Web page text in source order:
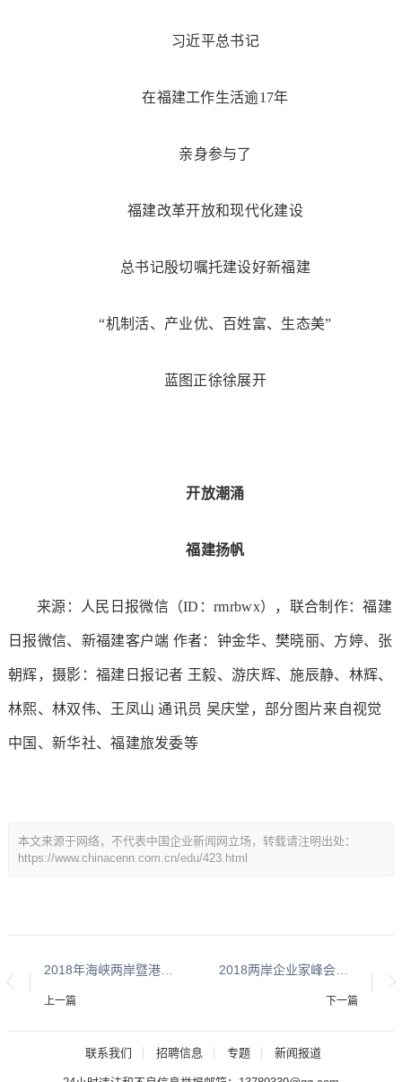
习近平总书记
在福建工作生活逾17年
亲身参与了
福建改革开放和现代化建设
总书记殷切嘱托建设好新福建
“机制活、产业优、百姓富、生态美”
蓝图正徐徐展开
开放潮涌
福建扬帆
来源：人民日报微信（ID：rmrbwx），联合制作：福建
日报微信、新福建客户端 作者：钟金华、樊晓丽、方婷、张
朝辉，摄影：福建日报记者 王毅、游庆辉、施辰静、林辉、
林熙、林双伟、王凤山 通讯员 吴庆堂，部分图片来自视觉
中国、新华社、福建旅发委等
本文来源于网络，不代表中国企业新闻网立场，转载请注明出处：
https://www.chinacenn.com.cn/edu/423.html
2018年海峡两岸暨港澳地区群众徒步登山大赛在合掌岩举行
上一篇
2018两岸企业家峰会年会在厦门开幕 含金量高含情量高
下一篇
联系我们 招聘信息 专题 新闻报道